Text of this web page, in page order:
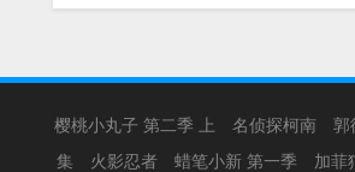
樱桃小丸子 第二季 上 名侦探柯南
郭
集
火影忍者 蜡笔小新 第一季 加菲